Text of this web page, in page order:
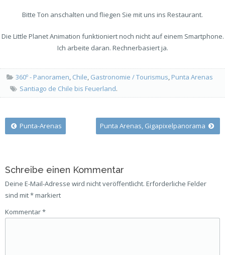
Bitte Ton anschalten und fliegen Sie mit uns ins Restaurant.
Die Little Planet Animation funktioniert noch nicht auf einem Smartphone.
Ich arbeite daran. Rechnerbasiert ja.
360º - Panoramen, Chile, Gastronomie / Tourismus, Punta Arenas
Santiago de Chile bis Feuerland.
PostPunta-Arenas Punta Arenas, Gigapixelpanorama
Schreibe einen Kommentar
Deine E-Mail-Adresse wird nicht veröffentlicht. Erforderliche Felder
sind mit*markiert
Kommentar*